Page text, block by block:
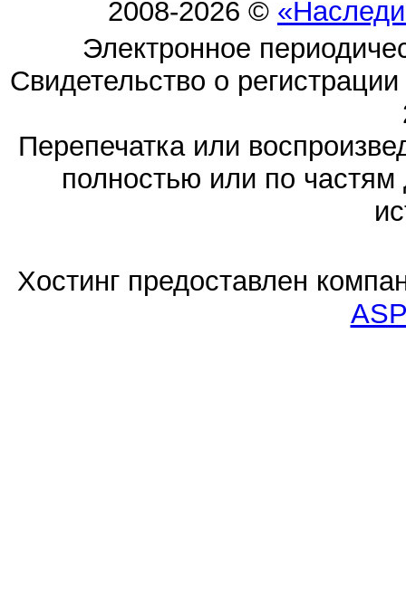
2008-2026 ©
Электронное
Свидетельство о
Перепечатка или
полностью или по частям
Хостинг предоставлен